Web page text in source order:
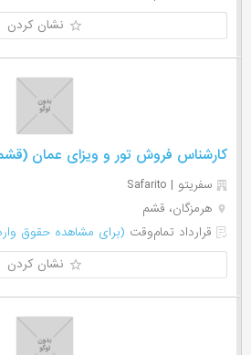
نشان کردن
کارشناس فروش تور و ویزای عمان
سفریتو | Safarito
هرمزگان، قشم
قرارداد تمام‌وقت (برای مشاهده حقوق
نشان کردن